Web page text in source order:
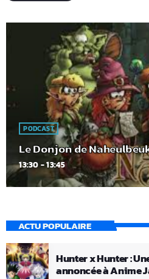
PODCAST
Le Donjon de
13:30 - 13:45
ACTU POPULAIRE
Hunter x Hunter :
annoncée à Anime